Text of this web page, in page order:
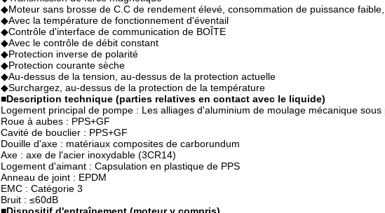
◆Moteur sans brosse de C.C de rendement élevé, consommation de puissance
◆Avec la température de fonctionnement d'éventail
◆Contrôle d'interface de communication de BOÎTE
◆Avec le contrôle de débit constant
◆Protection inverse de polarité
◆Protection courante sèche
◆Au-dessus de la tension, au-dessus de la protection actuelle
◆Surchargez, au-dessus de la protection de la température
■Description technique (parties relatives en contact avec le liquide)
Logement principal de pompe : Les alliages d'aluminium de moulage mécanique sous
Roue à aubes : PPS+GF
Cavité de bouclier : PPS+GF
Douille d'axe : matériaux composites de carborundum
Axe : axe de l'acier inoxydable (3CR14)
Logement d'aimant : Capsulation en plastique de PPS
Anneau de joint : EPDM
EMC : Catégorie 3
Bruit : ≤60dB